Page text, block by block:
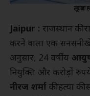
Jaipur : राजस्थान की
करने वाला एक
अनुसार, 24 वर्षीय
नियुक्ति और करोड़ों
नीरज शर्मा की हत्या